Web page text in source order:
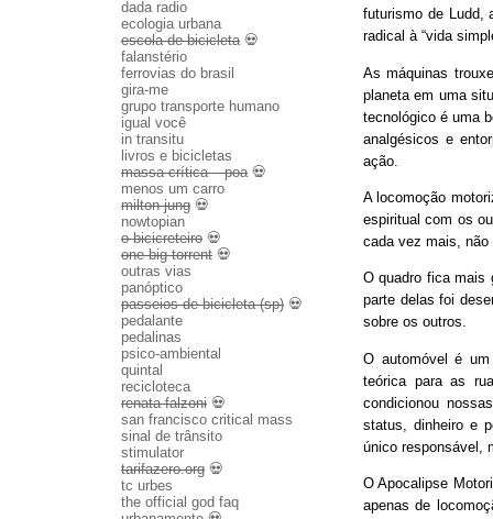
futurismo de Ludd,
radical à “vida
As máquinas
planeta em uma
tecnológico é uma
analgésicos e
ação.
A locomoção
espiritual com os
cada vez mais,
O quadro fica mais
parte delas foi
sobre os outros.
O automóvel é
teórica para as
condicionou
status, dinheiro e
único responsável,
O Apocalipse
apenas de
dada radio
ecologia urbana
escola de bicicleta💀
falanstério
ferrovias do brasil
gira-me
grupo transporte humano
igual você
in transitu
livros e bicicletas
massa crítica – poa💀
menos um carro
milton jung 💀
nowtopian
o bicicreteiro 💀
one big torrent 💀
outras vias
panóptico
passeios de bicicleta (sp) 💀
pedalante
pedalinas
psico-ambiental
quintal
recicloteca
renata falzoni 💀
san francisco critical mass
sinal de trânsito
stimulator
tarifazero.org 💀
tc urbes
the official god faq